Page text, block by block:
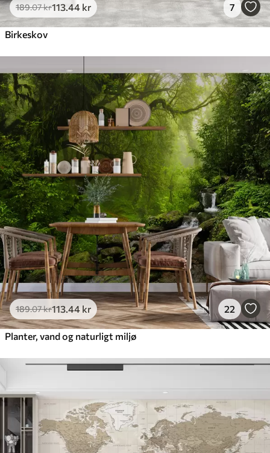
189.07kr113 .44 kr 7
Birkeskov
189.07kr113 .44 kr 22
Planter, vand og naturligt miljø